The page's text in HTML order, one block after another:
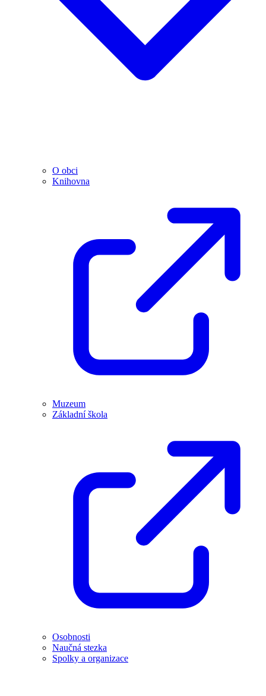
O obci
Knihovna
Muzeum
Základní škola
Osobnosti
Naučná stezka
Spolky a organizace